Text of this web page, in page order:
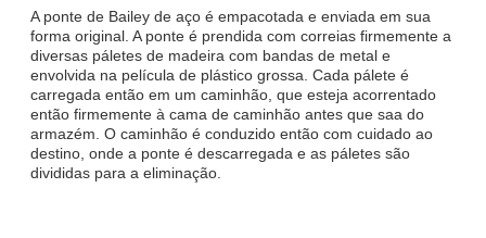
A ponte de Bailey de aço é empacotada e enviada em sua
forma original. A ponte é prendida com correias firmemente a
diversas páletes de madeira com bandas de metal e
envolvida na película de plástico grossa. Cada pálete é
carregada então em um caminhão, que esteja acorrentado
então firmemente à cama de caminhão antes que saa do
armazém. O caminhão é conduzido então com cuidado ao
destino, onde a ponte é descarregada e as páletes são
divididas para a eliminação.